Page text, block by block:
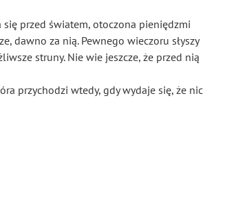
przed światem, otoczona pieniędzmi
dawno za nią. Pewnego wieczoru słyszy
struny. Nie wie jeszcze, że przed nią
przychodzi wtedy, gdy wydaje się, że nic